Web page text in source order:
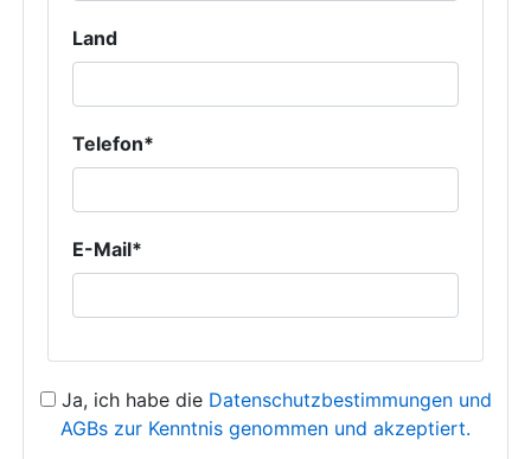
Land
Telefon*
E-Mail*
Ja, ich habe die Datenschutzbestimmungen und
AGBs zur Kenntnis genommen und akzeptiert.